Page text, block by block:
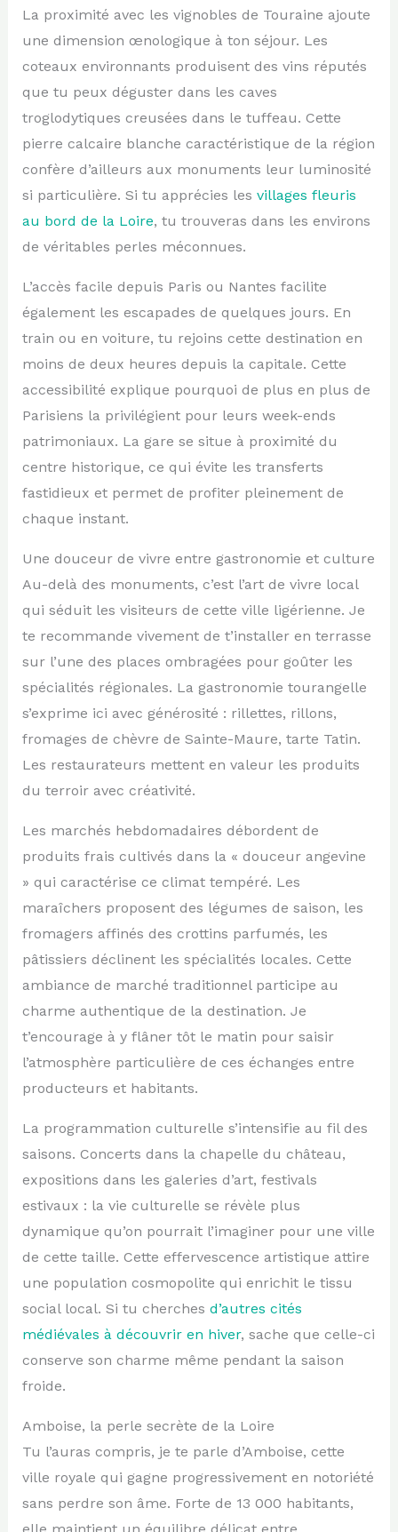
La proximité avec les vignobles de Touraine ajoute
une dimension œnologique à ton séjour. Les
coteaux environnants produisent des vins réputés
que tu peux déguster dans les caves
troglodytiques creusées dans le tuffeau. Cette
pierre calcaire blanche caractéristique de la région
confère d’ailleurs aux monuments leur luminosité
si particulière. Si tu apprécies les villages fleuris
au bord de la Loire, tu trouveras dans les environs
de véritables perles méconnues.
L’accès facile depuis Paris ou Nantes facilite
également les escapades de quelques jours. En
train ou en voiture, tu rejoins cette destination en
moins de deux heures depuis la capitale. Cette
accessibilité explique pourquoi de plus en plus de
Parisiens la privilégient pour leurs week-ends
patrimoniaux. La gare se situe à proximité du
centre historique, ce qui évite les transferts
fastidieux et permet de profiter pleinement de
chaque instant.
Une douceur de vivre entre gastronomie et culture
Au-delà des monuments, c’est l’art de vivre local
qui séduit les visiteurs de cette ville ligérienne. Je
te recommande vivement de t’installer en terrasse
sur l’une des places ombragées pour goûter les
spécialités régionales. La gastronomie tourangelle
s’exprime ici avec générosité : rillettes, rillons,
fromages de chèvre de Sainte-Maure, tarte Tatin.
Les restaurateurs mettent en valeur les produits
du terroir avec créativité.
Les marchés hebdomadaires débordent de
produits frais cultivés dans la « douceur angevine
» qui caractérise ce climat tempéré. Les
maraîchers proposent des légumes de saison, les
fromagers affinés des crottins parfumés, les
pâtissiers déclinent les spécialités locales. Cette
ambiance de marché traditionnel participe au
charme authentique de la destination. Je
t’encourage à y flâner tôt le matin pour saisir
l’atmosphère particulière de ces échanges entre
producteurs et habitants.
La programmation culturelle s’intensifie au fil des
saisons. Concerts dans la chapelle du château,
expositions dans les galeries d’art, festivals
estivaux : la vie culturelle se révèle plus
dynamique qu’on pourrait l’imaginer pour une ville
de cette taille. Cette effervescence artistique attire
une population cosmopolite qui enrichit le tissu
social local. Si tu cherches d’autres cités
médiévales à découvrir en hiver, sache que celle-ci
conserve son charme même pendant la saison
froide.
Amboise, la perle secrète de la Loire
Tu l’auras compris, je te parle d’Amboise, cette
ville royale qui gagne progressivement en notoriété
sans perdre son âme. Forte de 13 000 habitants,
elle maintient un équilibre délicat entre